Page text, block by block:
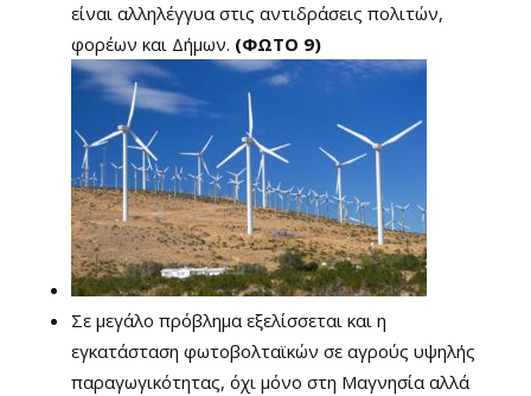
είναι αλληλέγγυα στις αντιδράσεις πολιτών,
φορέων και Δήμων. (ΦΩΤΟ 9)
Σε μεγάλο πρόβλημα εξελίσσεται και η
εγκατάσταση φωτοβολταϊκών σε αγρούς υψηλής
παραγωγικότητας, όχι μόνο στη Μαγνησία αλλά